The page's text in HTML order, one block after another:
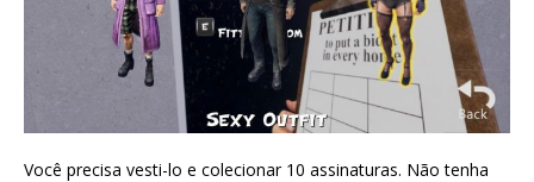
Você precisa vesti-lo e colecionar 10 assinaturas. Não tenha